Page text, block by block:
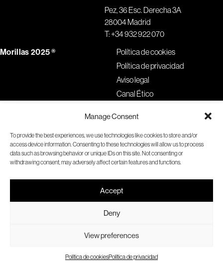
Manage Consent
To provide the best experiences, we use technologies like cookies to store and/or
access device information. Consenting to these technologies will allow us to process
data such as browsing behavior or unique IDs on this site. Not consenting or
withdrawing consent, may adversely affect certain features and functions.
Accept
Deny
View preferences
Política de cookiesPolítica de privacidad
1 3 4
Política de cookies
Política de privacidad
Aviso legal
Canal Ético
Morillas 2025 ®
Pez, 36 Esc. Derecha 3A
28004 Madrid
T:+34 932 922 070